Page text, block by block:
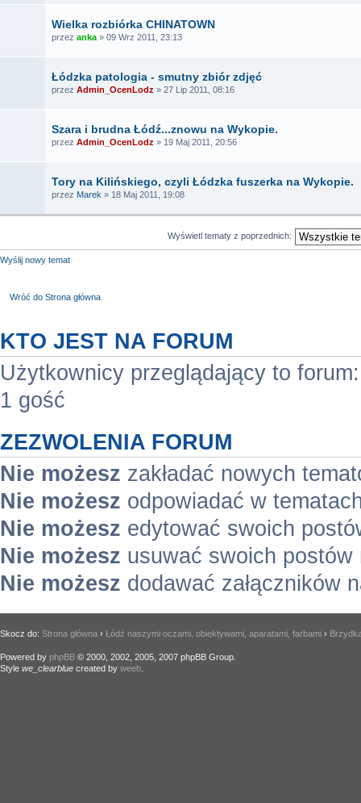
Wielka rozbiórka CHINATOWN
przez anka » 09 Wrz 2011, 23:13
Łódzka patologia - smutny zbiór zdjęć
przez Admin_OcenLodz » 27 Lip 2011, 08:16
Szara i brudna Łódź...znowu na Wykopie.
przez Admin_OcenLodz » 19 Maj 2011, 20:56
Tory na Kilińskiego, czyli Łódzka fuszerka na Wykopie.
przez Marek » 18 Maj 2011, 19:08
Wyświetl tematy z poprzednich:
Wyślij nowy temat
Wróć do Strona główna
KTO JEST NA FORUM
Użytkownicy przeglądający to
1 gość
ZEZWOLENIA FORUM
Nie możesz zakładać nowych
Nie możesz odpowiadać w
Nie możesz edytować swoich
Nie możesz usuwać swoich postów
Nie możesz dodawać załączników
Skocz do: Strona główna › Łódź naszymi oczami, obiektywami, aparatami, farbami ›
Powered by phpBB © 2000, 2002, 2005, 2007 phpBB Group.
Style we_clearblue created by weeb